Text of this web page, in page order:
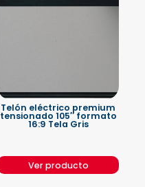
Telón eléctrico premium
tensionado 105″ formato
16:9 Tela Gris
Ver producto